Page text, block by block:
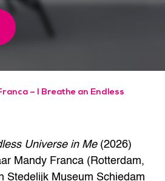
– I Breathe an Endless
Universe in Me(2026)
Mandy Franca (Rotterdam,
Stedelijk Museum Schiedam